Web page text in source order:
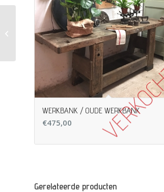
WERKBANK / OUDE WERKBANK
€475,00
Gerelateerde producten
KAST/ LEGKAST